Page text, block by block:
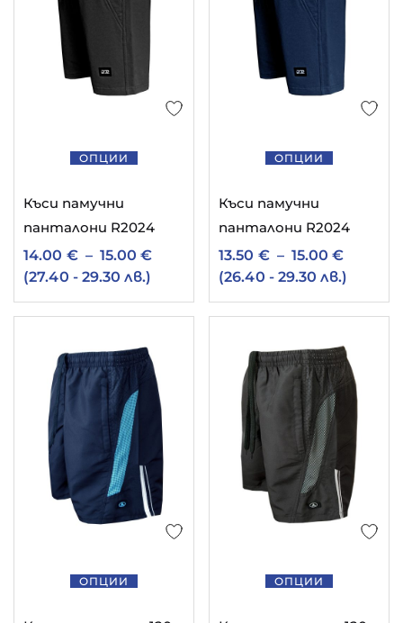
ОПЦИИ
Къси памучни
панталони R2024
14.00 € – 15.00€
(27.40 - 29.30 лв.)
ОПЦИИ
Къси памучни
панталони R2024
13.50 € – 15.00€
(26.40 - 29.30 лв.)
ОПЦИИ ОПЦИИ